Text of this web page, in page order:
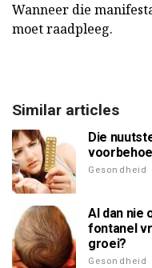
Wanneer die
moet raadpleeg.
Similar articles
Die
Gesondheid
Al dan nie
fontanel
groei?
Gesondheid